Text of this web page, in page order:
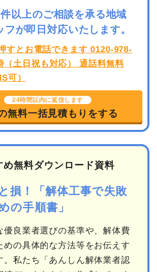
以上のご相談を承る地域
フが即日対応いたします。
24時間以内に返信します
無料一括見積もりをする
め無料ダウンロード資料
損！「解体工事で失敗
の手順書」
優良業者選びの基準や、解体費
めの具体的な方法等をお伝えす
。私たち「あんしん解体業者認